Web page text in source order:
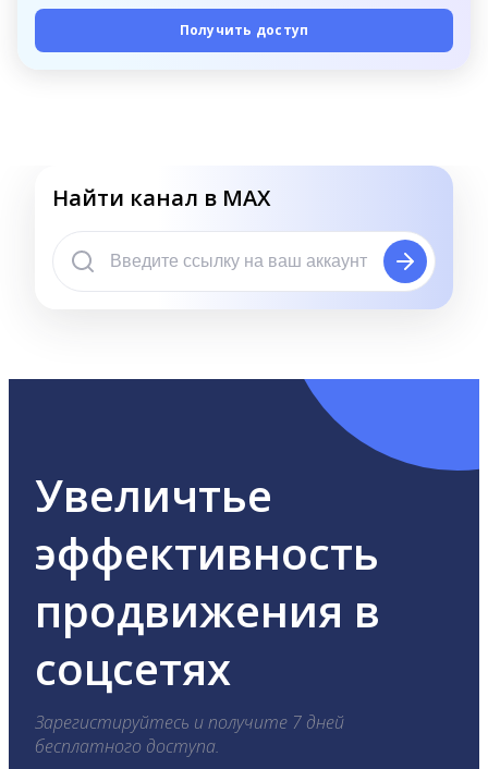
Получить доступ
Найти канал в MAX
Увеличтье
эффективность
продвижения в
соцсетях
Зарегистируйтесь и получите 7 дней
бесплатного доступа.